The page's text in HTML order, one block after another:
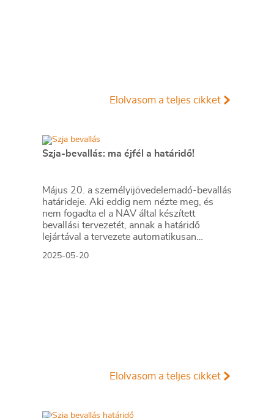
Elolvasom a teljes cikket
Szja-bevallás: ma éjfél a határidő!
Május 20. a személyijövedelemadó-bevallás
határideje. Aki eddig nem nézte meg, és
nem fogadta el a NAV által készített
bevallási tervezetét, annak a határidő
lejártával a tervezete automatikusan
mindenkire vonatkozik, így mindenképpen
2025-05-20
Elolvasom a teljes cikket